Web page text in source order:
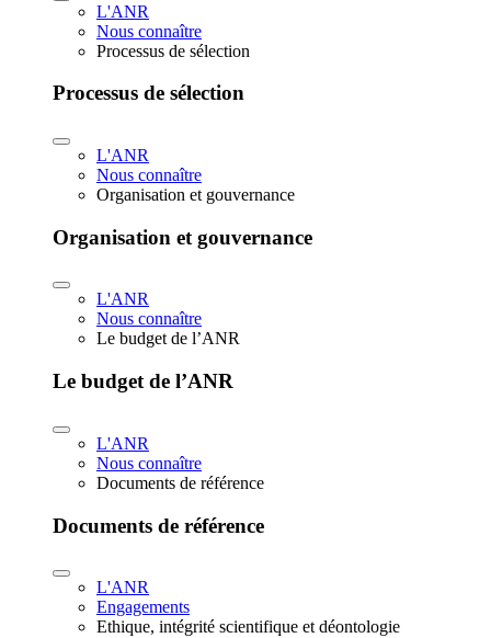
L'ANR
Nous connaître
Processus de sélection
Processus de sélection
L'ANR
Nous connaître
Organisation et gouvernance
Organisation et gouvernance
L'ANR
Nous connaître
Le budget de l’ANR
Le budget de l’ANR
L'ANR
Nous connaître
Documents de référence
Documents de référence
L'ANR
Engagements
Ethique, intégrité scientifique et déontologie